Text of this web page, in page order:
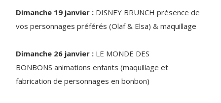
Dimanche 19 janvier : DISNEY BRUNCH présence de
vos personnages préférés (Olaf & Elsa) & maquillage
Dimanche 26 janvier : LE MONDE DES
BONBONS animations enfants (maquillage et
fabrication de personnages en bonbon)